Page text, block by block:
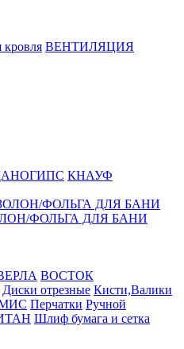
ВЕНТИЛЯЦИЯ
КНАУФ
ФОЛЬГА ДЛЯ БАНИ
ВОСТОК
Диски отрезные Кисти,Валики
Перчатки Ручной
Шлиф бумага и сетка